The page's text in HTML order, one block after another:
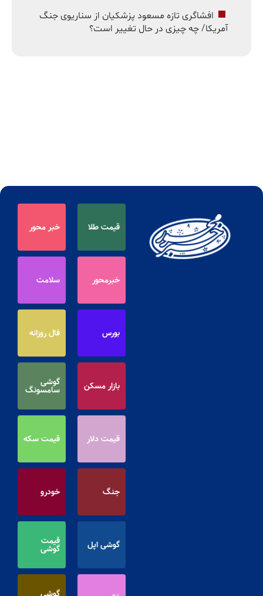
افشاگری تازه مسعود پزشکیان از سناریوی جنگ
آمریکا/ چه چیزی در حال تغییر است؟
قیمت طلا خبر محور
خبرمحور سلامت
بورس فال روزانه
بازار مسکن گوشی
سامسونگ
قیمت دلار قیمت سکه
جنگ خودرو
گوشی اپل قیمت
گوشی